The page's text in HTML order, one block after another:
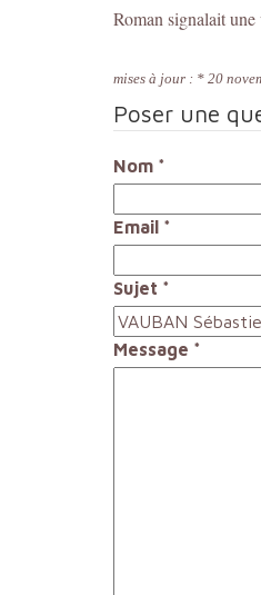
Roman signalait
mises à jour : * 20
Poser une
Nom *
Email *
Sujet *
Message *